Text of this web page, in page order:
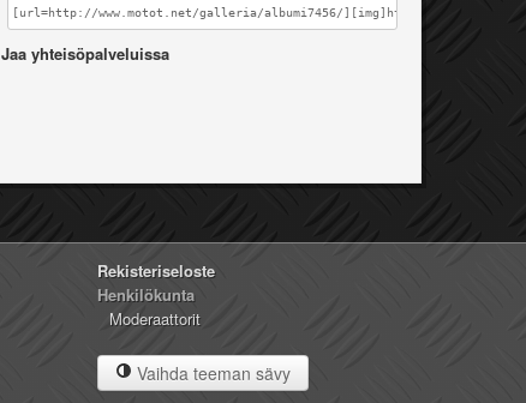
[url=http://www.motot.net/galleria/albumi7456/][img]http://
Jaa yhteisöpalveluissa
Rekisteriseloste
Henkilökunta
Moderaattorit
Vaihda teeman sävy